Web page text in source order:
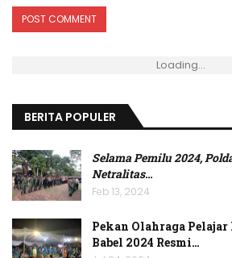
Loading...
BERITA POPULER
Selama Pemilu 2024,
Netralitas…
Feb 13, 2024
Pekan Olahraga Pelajar
Babel 2024 Resmi…